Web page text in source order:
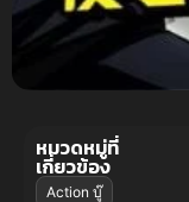
หมวดหมู่ที่
เกี่ยวข้อง
Action บู๊